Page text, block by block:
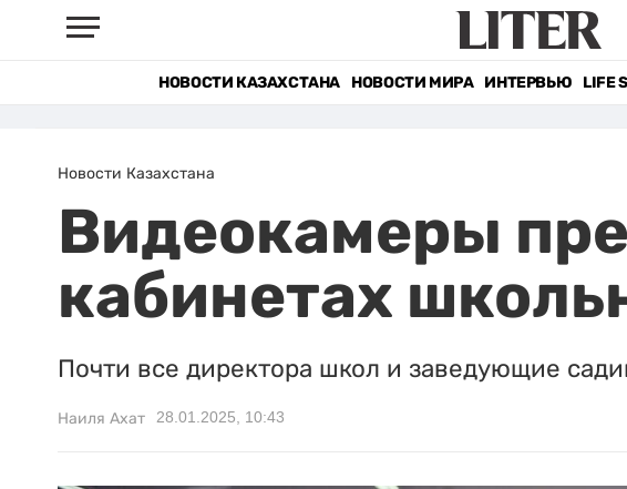
НОВОСТИ КАЗАХСТАНА НОВОСТИ МИРА ИНТЕРВЬЮ LIFE
Новости Казахстана
Видеокамеры
кабинетах
Почти все директора школ и заведующие
Наиля Ахат 28.01.2025, 10:43